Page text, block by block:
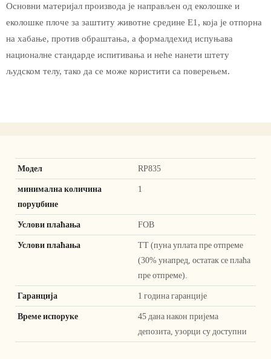
Основни материјал производа је направљен од еколошке и
еколошке плоче за заштиту животне средине Е1, која је отпорна
на хабање, против обраштања, а формалдехид испуњава
националне стандарде испитивања и неће нанети штету
људском телу, тако да се може користити са поверењем.
Модел RP835
минимална количина
поруџбине
1
Услови плаћања FOB
Услови плаћања
ТТ (пуна уплата пре отпреме
(30% унапред, остатак се плаћа
пре отпреме).
Гаранција 1 година гаранције
Време испоруке
45 дана након пријема
депозита, узорци су доступни